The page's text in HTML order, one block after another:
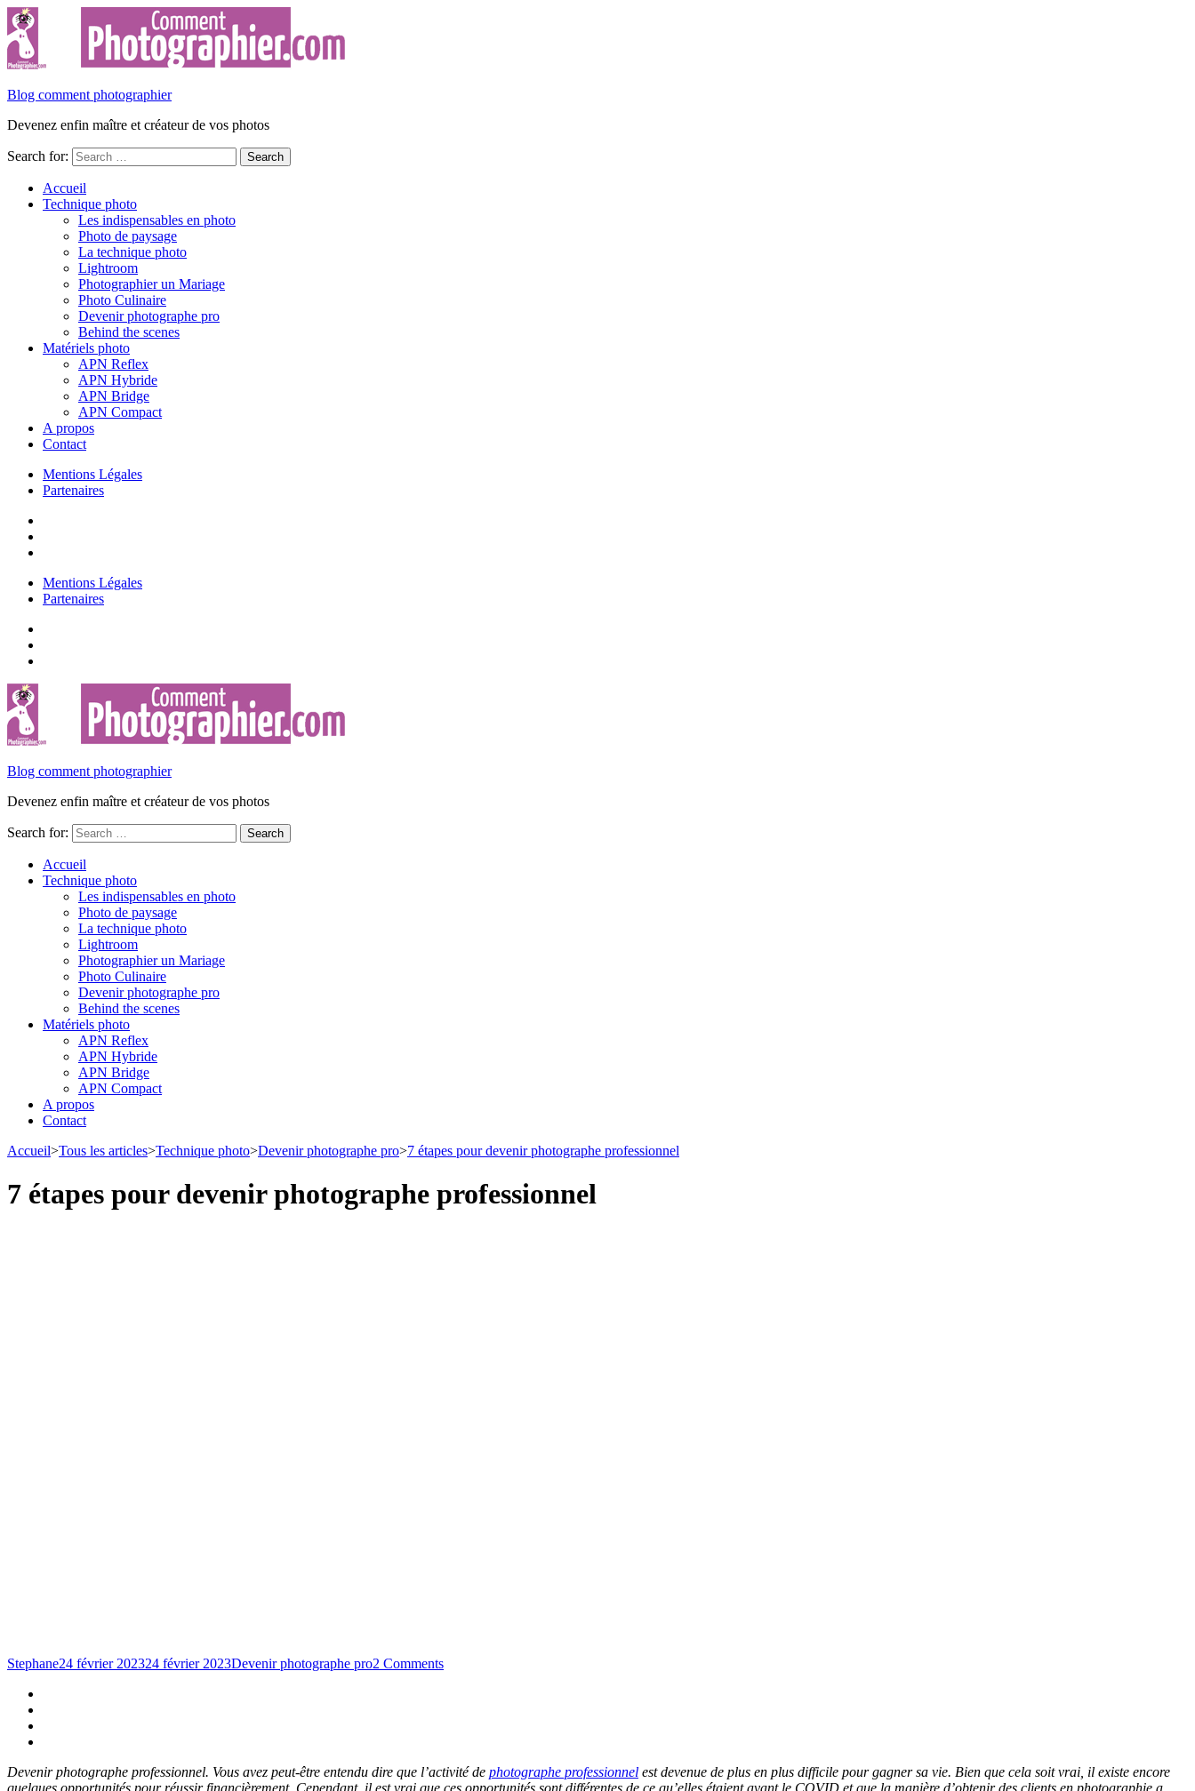
Blog comment photographier
Devenez enfin maître et créateur de vos photos
Search for:
Accueil
Technique photo
Les indispensables en photo
Photo de paysage
La technique photo
Lightroom
Photographier un Mariage
Photo Culinaire
Devenir photographe pro
Behind the scenes
Matériels photo
APN Reflex
APN Hybride
APN Bridge
APN Compact
A propos
Contact
Mentions Légales
Partenaires
Mentions Légales
Partenaires
Blog comment photographier
Devenez enfin maître et créateur de vos photos
Search for:
Accueil
Technique photo
Les indispensables en photo
Photo de paysage
La technique photo
Lightroom
Photographier un Mariage
Photo Culinaire
Devenir photographe pro
Behind the scenes
Matériels photo
APN Reflex
APN Hybride
APN Bridge
APN Compact
A propos
Contact
Accueil>Tous les articles>Technique photo>Devenir photographe pro>7 étapes pour devenir photographe professionnel
7 étapes pour devenir photographe professionnel
Stephane24 février 202324 février 2023Devenir photographe pro2 Comments
Devenir photographe professionnel. Vous avez peut-être entendu dire que l’activité de photographe professionnel est devenue de plus en plus difficile pour gagner sa vie. Bien que cela soit vrai, il existe encore
quelques opportunités pour réussir financièrement. Cependant, il est vrai que ces opportunités sont différentes de ce qu’elles étaient avant le COVID et que la manière d’obtenir des clients en photographie a